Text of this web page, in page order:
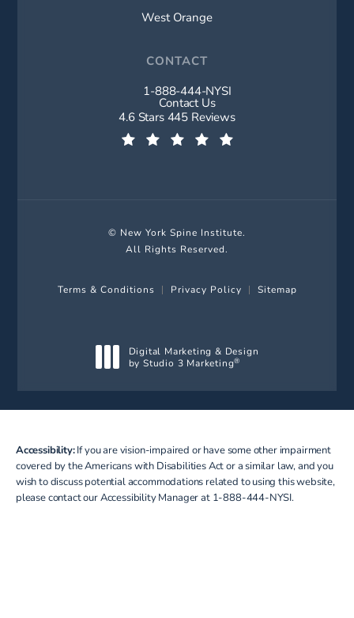
West Orange
CONTACT
Call New York Spine Institute on
1-888-444-NYSI
Contact Us
New York Spine Institute reviews:
4.6 Stars 445 Reviews
© New York Spine Institute.
All Rights Reserved.
Terms & Conditions Privacy Policy Sitemap
Digital Marketing & Design
by Studio 3 Marketing®
Accessibility:If you are vision-impaired or have some other impairment
covered by the Americans with Disabilities Act or a similar law, and you
wish to discuss potential accommodations related to using this website,
please contact our Accessibility Manager at 1-888-444-NYSI.